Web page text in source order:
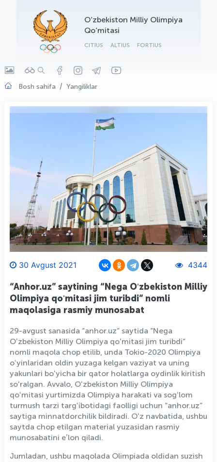
O‘zbekiston Milliy Olimpiya
Qo‘mitasi
CITIUS ALTIUS FORTIUS
Bosh sahifa Yangiliklar
30 Avgust 2021 4344
“Anhor.uz” saytining “Nega Oʻzbekiston Milliy
Olimpiya qoʻmitasi jim turibdi” nomli
maqolasiga rasmiy munosabat
29-avgust sanasida “anhor.uz” saytida “Nega
Oʻzbekiston Milliy Olimpiya qoʻmitasi jim turibdi”
nomli maqola chop etilib, unda Tokio-2020 Olimpiya
oʻyinlaridan oldin yuzaga kelgan vaziyat va uning
yakunlari boʻyicha bir qator holatlarga oydinlik kiritish
soʻralgan. Avvalo, Oʻzbekiston Milliy Olimpiya
qoʻmitasi yurtimizda Olimpiya harakati va sogʻlom
turmush tarzi targʻibotidagi faolligi uchun “anhor.uz”
saytiga minnatdorchilik bildiradi. Oʻz navbatida, ushbu
saytda chop etilgan material yuzasidan rasmiy
munosabatini eʼlon qiladi.
Jumladan, ushbu maqolada Olimpiada oldidan suzish
OLYMPCHIK AI - yordamchi
Onlayn · olympic.uz